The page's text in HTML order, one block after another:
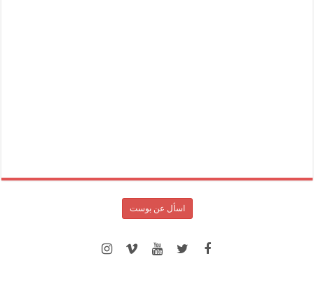
اسأل عن بوست